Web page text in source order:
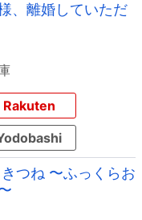
、離婚していただ
Rakuten
つね 〜ふっくらお